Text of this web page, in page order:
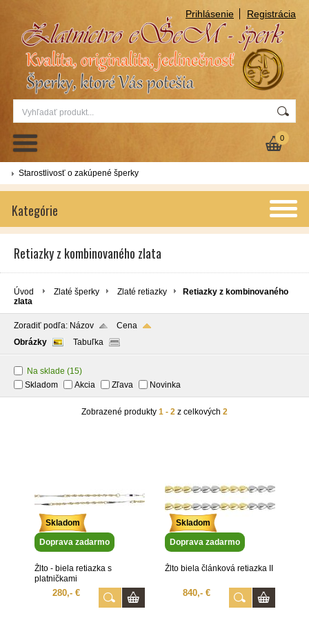
Prihlásenie Registrácia
0
Starostlivosť o zakúpené šperky
Kategórie
Retiazky z kombinovaného zlata
Úvod Zlaté šperky Zlaté retiazky
Retiazky z kombinovaného
zlata
Zoradiť podľa: Názov
Cena
Obrázky
Tabuľka
Na sklade (15)
Skladom
Akcia Zľava Novinka
Zobrazené produkty 1 - 2 z celkových 2
Skladom
Doprava zadarmo
Žlto - biela retiazka s
platničkami
280,- €
Skladom
Doprava zadarmo
Žlto biela článková retiazka II
840,- €